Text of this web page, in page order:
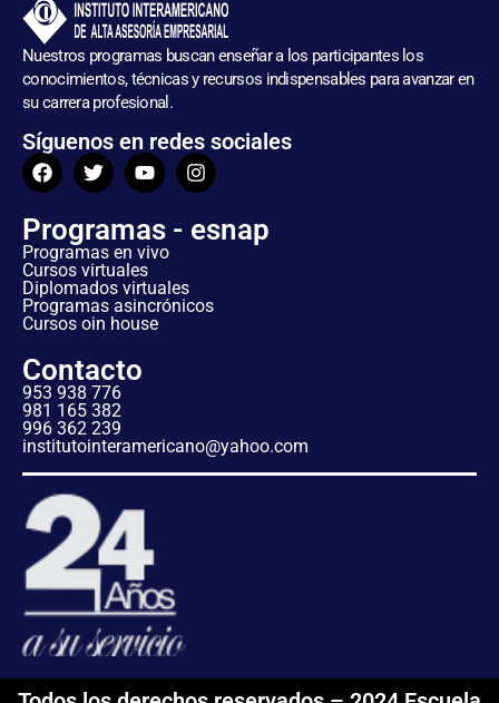
Nuestros programas buscan enseñar a los participantes los
conocimientos, técnicas y recursos indispensables para avanzar en
su carrera profesional.
Síguenos en redes sociales
Programas - esnap
Programas en vivo
Cursos virtuales
Diplomados virtuales
Programas asincrónicos
Cursos oin house
Contacto
953 938 776
981 165 382
996 362 239
institutointeramericano@yahoo.com